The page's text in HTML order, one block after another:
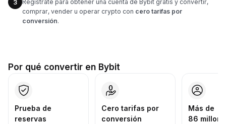
3
Regístrate para obtener una cuenta de Bybit gratis y convertir,
comprar, vender u operar crypto con cero tarifas por
conversión.
Por qué convertir en Bybit
Prueba de
reservas
Cero tarifas por
conversión
Más de
86